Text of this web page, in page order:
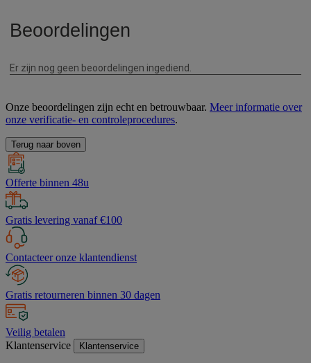
Onze beoordelingen zijn echt en betrouwbaar. Meer informatie over
onze verificatie- en controleprocedures.
Terug naar boven
Offerte binnen 48u
Gratis levering vanaf €100
Contacteer onze klantendienst
Gratis retourneren binnen 30 dagen
Veilig betalen
Klantenservice
Klantenservice